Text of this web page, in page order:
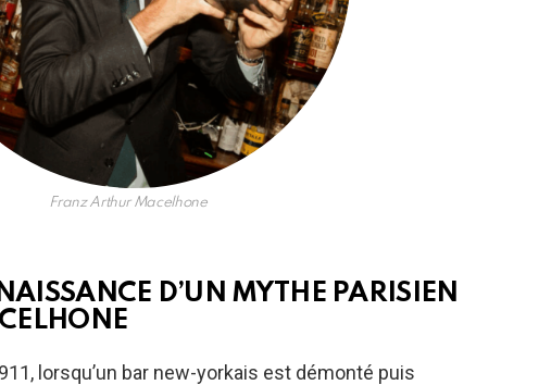
Franz Arthur Macelhone
D’UN MYTHE PARISIEN
lorsqu’un bar new-yorkais est démonté puis